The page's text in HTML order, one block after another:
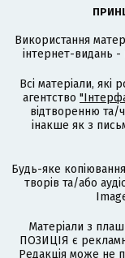
Використання
інтернет-видань -
Всі матеріали, які
агентство
відтворенню
інакше як з
Будь-яке
творів та/або
Матеріали з
ПОЗИЦІЯ є
Редакція може не